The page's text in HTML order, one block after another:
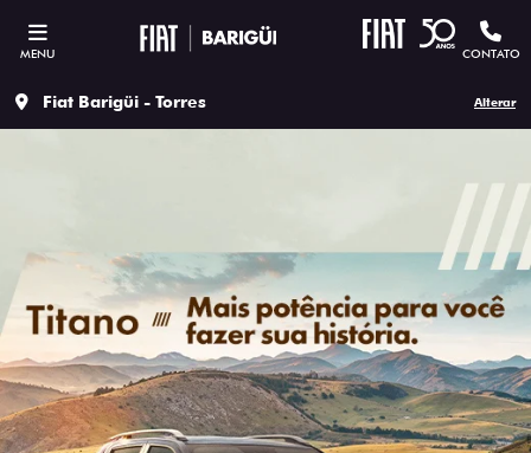
MENU CONTATO
Fiat Barigüi - Torres Alterar